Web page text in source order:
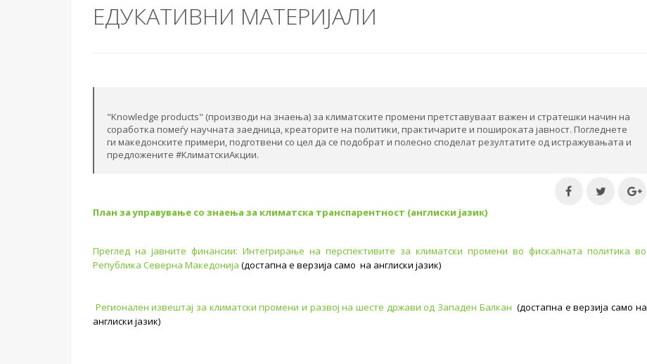
ЕДУКАТИВНИ МАТЕРИЈАЛИ
"Knowledge products" (производи на знаења) за климатските промени претставуваат важен и стратешки начин на
соработка помеѓу научната заедница, креаторите на политики, практичарите и пошироката јавност. Погледнете
ги македонските примери, подготвени со цел да се подобрат и полесно споделат резултатите од истражувањата и
предложените #КлиматскиАкции.
План за управување со знаења за климатска транспарентност (англиски јазик)
Преглед на јавните финансии: Интегрирање на перспективите за климатски промени во фискалната политика во
Република Северна Македонија (достапна е верзија само на англиски јазик)
Регионален извештај за климатски промени и развој на шесте држави од Западен Балкан (достапна е верзија само на
англиски јазик)